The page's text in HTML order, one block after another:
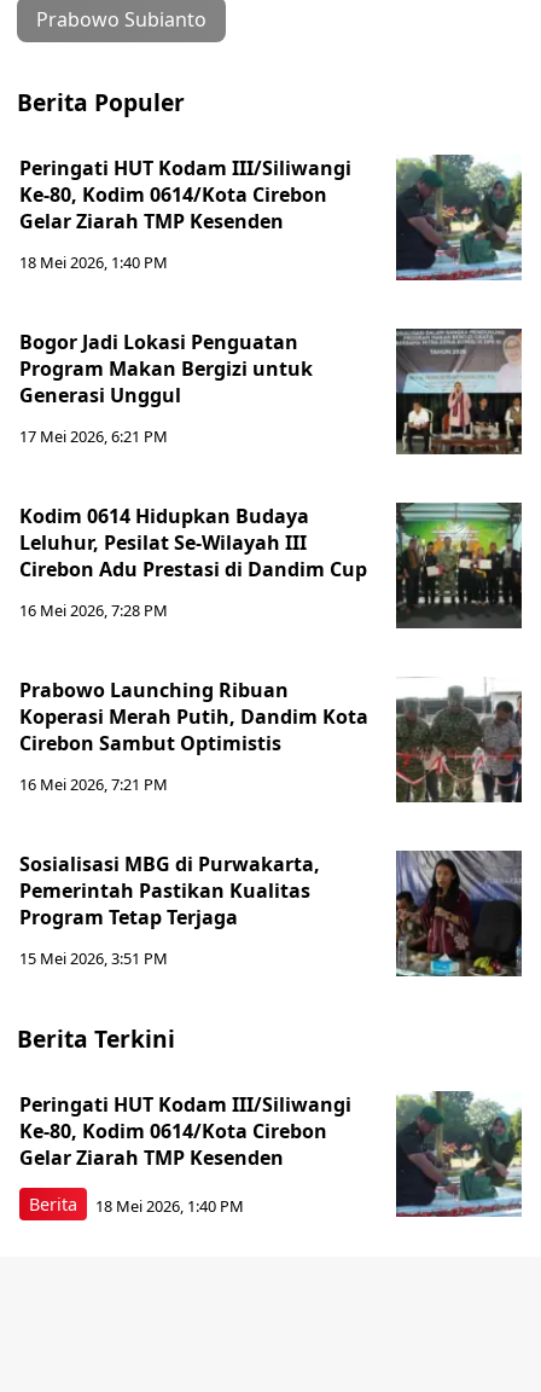
Prabowo Subianto
Berita Populer
Peringati HUT Kodam III/Siliwangi
Ke-80, Kodim 0614/Kota Cirebon
Gelar Ziarah TMP Kesenden
18 Mei 2026, 1:40 PM
Bogor Jadi Lokasi Penguatan
Program Makan Bergizi untuk
Generasi Unggul
17 Mei 2026, 6:21 PM
Kodim 0614 Hidupkan Budaya
Leluhur, Pesilat Se-Wilayah III
Cirebon Adu Prestasi di Dandim Cup
16 Mei 2026, 7:28 PM
Prabowo Launching Ribuan
Koperasi Merah Putih, Dandim Kota
Cirebon Sambut Optimistis
16 Mei 2026, 7:21 PM
Sosialisasi MBG di Purwakarta,
Pemerintah Pastikan Kualitas
Program Tetap Terjaga
15 Mei 2026, 3:51 PM
Berita Terkini
Berita
Peringati HUT Kodam III/Siliwangi
Ke-80, Kodim 0614/Kota Cirebon
Gelar Ziarah TMP Kesenden
18 Mei 2026, 1:40 PM